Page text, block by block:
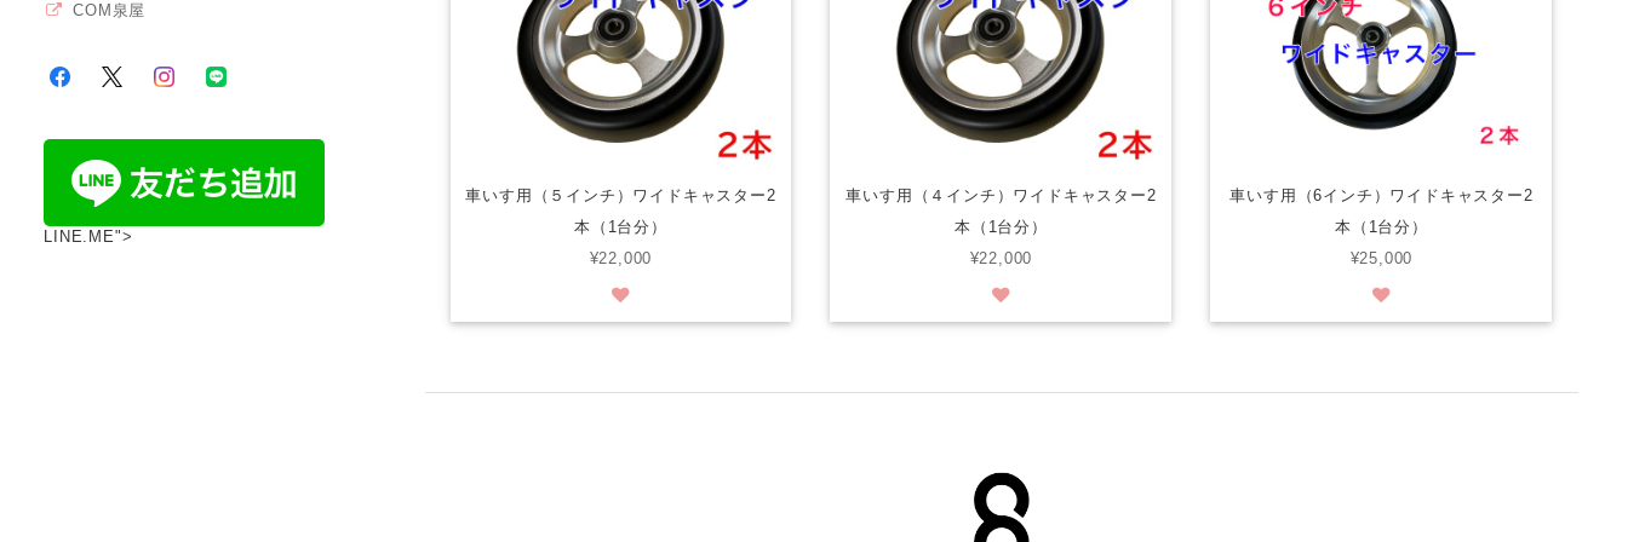
COM泉屋
LINE.ME">
車いす用（５インチ）ワイドキャスター2
本（1台分）
¥22,000
車いす用（４インチ）ワイドキャスター2
本（1台分）
¥22,000
車いす用（6インチ）ワイドキャスター2
本（1台分）
¥25,000